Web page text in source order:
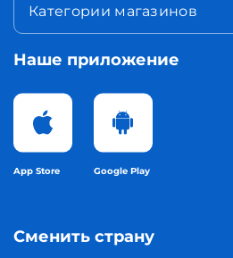
Категории магазинов
Наше приложение
App Store Google Play
Сменить страну